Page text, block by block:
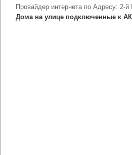
Провайдер интернета по Адресу: 2-
Дома на улице подключенные к